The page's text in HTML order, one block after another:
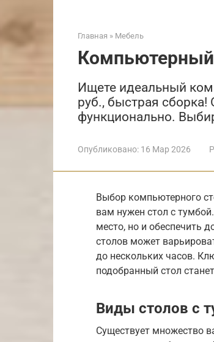
Главная » Мебель
Компьютерный
Ищете идеальный
руб., быстрая сборка!
функционально.
Опубликовано: 16 Мар 2026
Выбор компьютерного
вам нужен стол с
место, но и обеспечить
столов может
до нескольких часов.
подобранный стол
Виды столов с
Существует множество